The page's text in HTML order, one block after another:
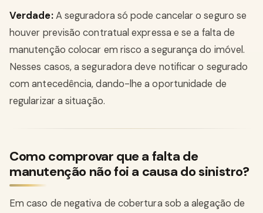
Verdade:A seguradora só pode cancelar o seguro se
houver previsão contratual expressa e se a falta de
manutenção colocar em risco a segurança do imóvel.
Nesses casos, a seguradora deve notificar o segurado
com antecedência, dando-lhe a oportunidade de
regularizar a situação.
Como comprovar que a falta de
manutenção não foi a causa do sinistro?
Em caso de negativa de cobertura sob a alegação de